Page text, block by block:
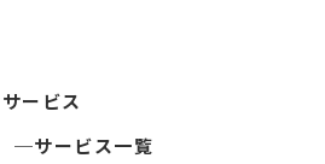
サービス
サービス一覧